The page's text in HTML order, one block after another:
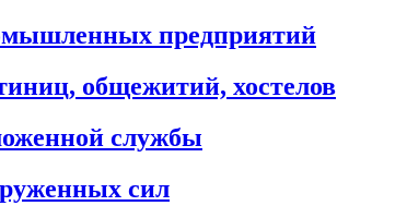
предприятий
общежитий, хостелов
службы
сил